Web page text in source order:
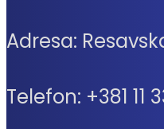
Adresa:
Telefon: +381 11